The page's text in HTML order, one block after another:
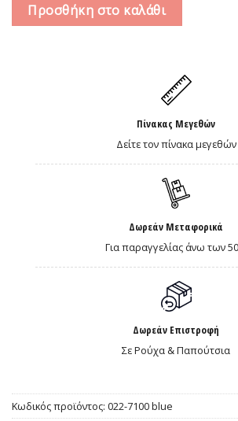
Προσθήκη στο καλάθι
Πίνακας Μεγεθών
Δείτε τον πίνακα μεγεθών
Δωρεάν Μεταφορικά
Για παραγγελίας άνω των
Δωρεάν Επιστροφή
Σε Ρούχα & Παπούτσια
Κωδικός προϊόντος: 022-7100 blue